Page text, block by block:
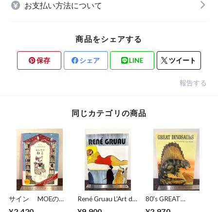
お支払い方法について
商品をシェアする
保存 シェア LINE ツイート
報告する
同じカテゴリの商品
サイン MOEのえ
René Gruau L'Art de
80's GREAT